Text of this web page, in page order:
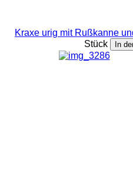
Kraxe urig mit Rußkanne
Stück
In